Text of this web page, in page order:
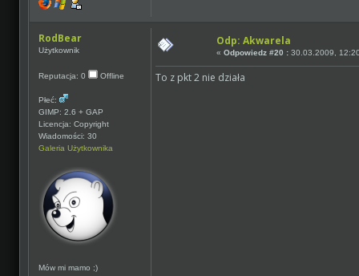
RodBear
Użytkownik
Reputacja: 0 Offline
Płeć:
GIMP: 2.6 + GAP
Licencja: Copyright
Wiadomości: 30
Galeria Użytkownika
Mów mi mamo ;)
Odp: Akwarela
«Odpowiedz #20 : 30.03.2009,
To z pkt 2 nie działa